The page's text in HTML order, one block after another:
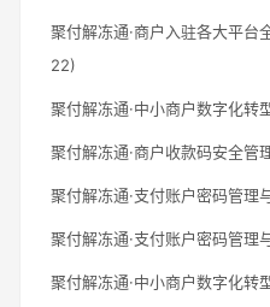
聚付解冻通·商户入驻各大平
22)
聚付解冻通·中小商户数字化
聚付解冻通·商户收款码安全
聚付解冻通·支付账户密码管
聚付解冻通·支付账户密码管
聚付解冻通·中小商户数字化